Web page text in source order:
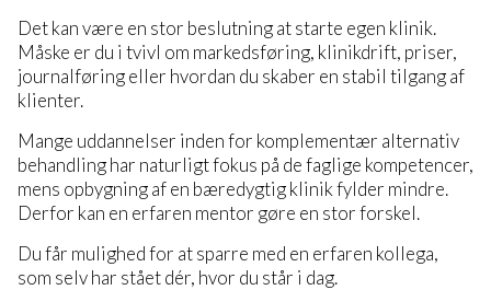
Det kan være en stor beslutning at starte egen klinik.
Måske er du i tvivl om markedsføring, klinikdrift, priser,
journalføring eller hvordan du skaber en stabil tilgang af
klienter.
Mange uddannelser inden for komplementær alternativ
behandling har naturligt fokus på de faglige kompetencer,
mens opbygning af en bæredygtig klinik fylder mindre.
Derfor kan en erfaren mentor gøre en stor forskel.
Du får mulighed for at sparre med en erfaren kollega,
som selv har stået dér, hvor du står i dag.